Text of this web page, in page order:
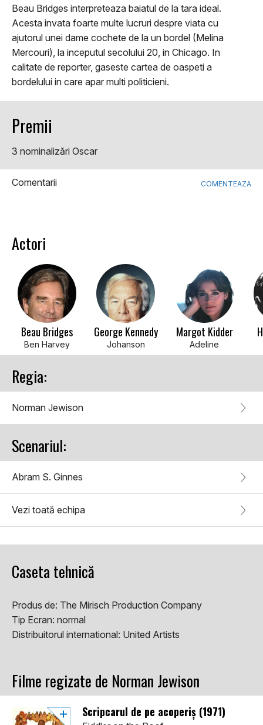
Beau Bridges interpreteaza baiatul de la tara ideal.
Acesta invata foarte multe lucruri despre viata cu
ajutorul unei dame cochete de la un bordel (Melina
Mercouri), la inceputul secolului 20, in Chicago. In
calitate de reporter, gaseste cartea de oaspeti a
bordelului in care apar multi politicieni.
Premii
3 nominalizări Oscar
Comentarii COMENTEAZA
Actori
Beau Bridges
Ben Harvey
George Kennedy
Johanson
Margot Kidder
Adeline
Regia:
Norman Jewison
Scenariul:
Abram S. Ginnes
Vezi toată echipa
Caseta tehnică
Produs de: The Mirisch Production Company
Tip Ecran: normal
Distribuitorul international: United Artists
Filme regizate de Norman Jewison
Scripcarul de pe acoperiș (1971)